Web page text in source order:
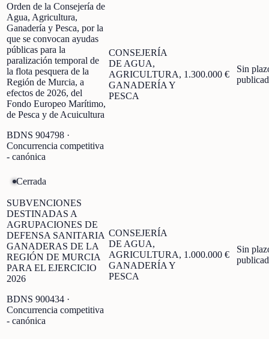
Orden de la Consejería de
Agua, Agricultura,
Ganadería y Pesca, por la
que se convocan ayudas
públicas para la
paralización temporal de
la flota pesquera de la
Región de Murcia, a
efectos de 2026, del
Fondo Europeo Marítimo,
de Pesca y de Acuicultura
BDNS 904798 ·
Concurrencia competitiva
- canónica
CONSEJERÍA
DE AGUA,
AGRICULTURA,
GANADERÍA Y
PESCA
1.300.000 €
Sin
Cerrada
SUBVENCIONES
DESTINADAS A
AGRUPACIONES DE
DEFENSA SANITARIA
GANADERAS DE LA
REGIÓN DE MURCIA
PARA EL EJERCICIO
2026
BDNS 900434 ·
Concurrencia competitiva
- canónica
CONSEJERÍA
DE AGUA,
AGRICULTURA,
GANADERÍA Y
PESCA
1.000.000 €
Sin